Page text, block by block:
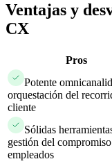
Ventajas y
CX
Pros
Potente
orquestación del
cliente
Sólidas
gestión del
empleados